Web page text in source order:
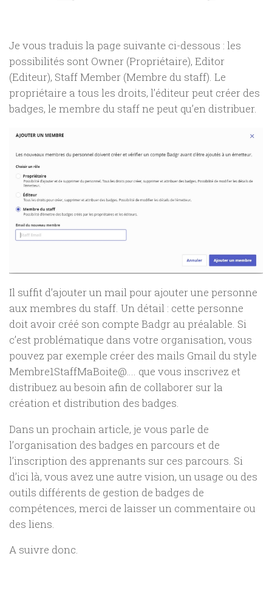
Je vous traduis la page suivante ci-dessous : les
possibilités sont Owner (Propriétaire), Editor
(Editeur), Staff Member (Membre du staff). Le
propriétaire a tous les droits, l’éditeur peut créer des
badges, le membre du staff ne peut qu’en distribuer.
Il suffit d’ajouter un mail pour ajouter une personne
aux membres du staff. Un détail : cette personne
doit avoir créé son compte Badgr au préalable. Si
c’est problématique dans votre organisation, vous
pouvez par exemple créer des mails Gmail du style
Membre1StaffMaBoite@…. que vous inscrivez et
distribuez au besoin afin de collaborer sur la
création et distribution des badges.
Dans un prochain article, je vous parle de
l’organisation des badges en parcours et de
l’inscription des apprenants sur ces parcours. Si
d’ici là, vous avez une autre vision, un usage ou des
outils différents de gestion de badges de
compétences, merci de laisser un commentaire ou
des liens.
A suivre donc.